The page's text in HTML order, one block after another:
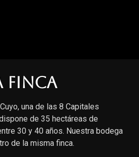
finca
una de las 8 Capitales
de 35 hectáreas de
30 y 40 años. Nuestra bodega
de la misma finca.